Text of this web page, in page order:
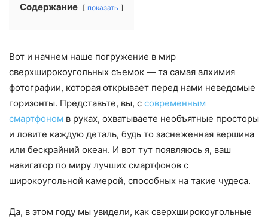
Содержание показать
Вот и начнем наше погружение в мир
сверхширокоугольных съемок — та самая алхимия
фотографии, которая открывает перед нами неведомые
горизонты. Представьте, вы, с современным
смартфоном в руках, охватываете необъятные просторы
и ловите каждую деталь, будь то заснеженная вершина
или бескрайний океан. И вот тут появляюсь я, ваш
навигатор по миру лучших смартфонов с
широкоугольной камерой, способных на такие чудеса.
Да, в этом году мы увидели, как сверхширокоугольные